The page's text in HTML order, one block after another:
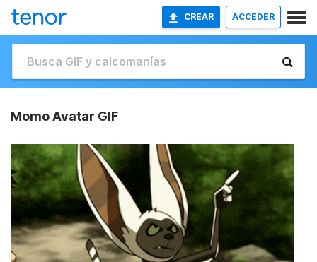
CREAR ACCEDER
Momo Avatar GIF